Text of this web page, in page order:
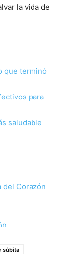
la vida de
que terminó
para
saludable
del Corazón
súbita